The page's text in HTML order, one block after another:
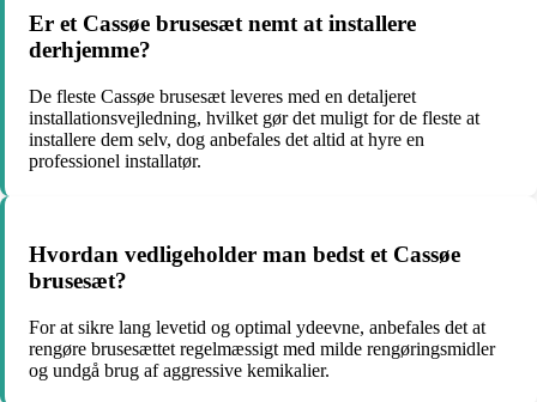
Er et Cassøe brusesæt nemt at installere
derhjemme?
De fleste Cassøe brusesæt leveres med en detaljeret
installationsvejledning, hvilket gør det muligt for de fleste at
installere dem selv, dog anbefales det altid at hyre en
professionel installatør.
Hvordan vedligeholder man bedst et Cassøe
brusesæt?
For at sikre lang levetid og optimal ydeevne, anbefales det at
rengøre brusesættet regelmæssigt med milde rengøringsmidler
og undgå brug af aggressive kemikalier.